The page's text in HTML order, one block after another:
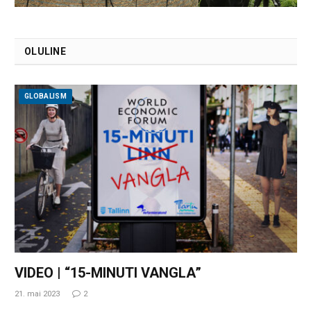
OLULINE
GLOBALISM
VIDEO | “15-MINUTI VANGLA”
21. mai 2023 2